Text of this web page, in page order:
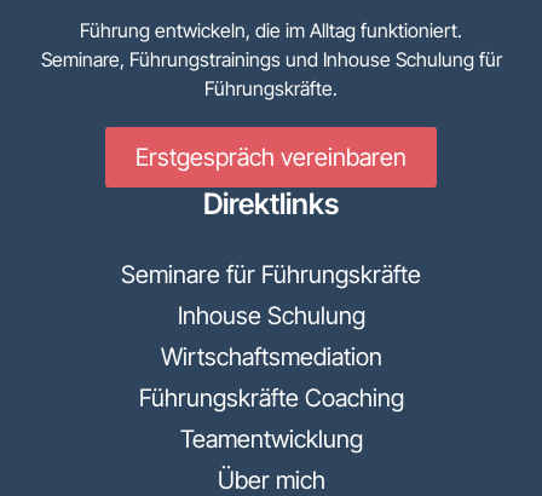
Führung entwickeln, die im Alltag funktioniert.
Seminare, Führungstrainings und Inhouse Schulung für
Führungskräfte.
Erstgespräch vereinbaren
Direktlinks
Seminare für Führungskräfte
Inhouse Schulung
Wirtschaftsmediation
Führungskräfte Coaching
Teamentwicklung
Über mich